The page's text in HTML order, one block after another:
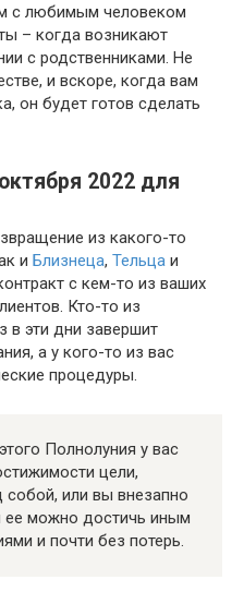
с любимым человеком
– когда возникают
с родственниками. Не
и вскоре, когда вам
он будет готов сделать
2022 для
из какого-то
и Близнеца, Тельца и
с кем-то из ваших
Кто-то из
в эти дни завершит
а у кого-то из вас
процедуры.
Полнолуния у вас
цели,
или вы внезапно
ее можно достичь иным
и почти без потерь.